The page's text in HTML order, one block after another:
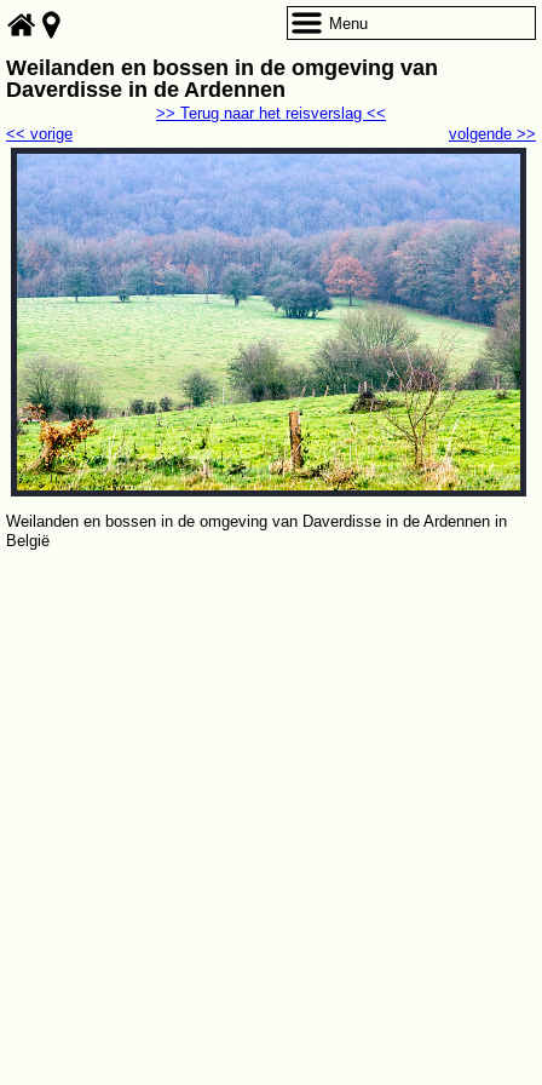
Weilanden en bossen in de omgeving van
Daverdisse in de Ardennen
volgende >>
<< vorige
>> Terug naar het reisverslag <<
Weilanden en bossen in de omgeving van Daverdisse in de Ardennen in
België
Menu